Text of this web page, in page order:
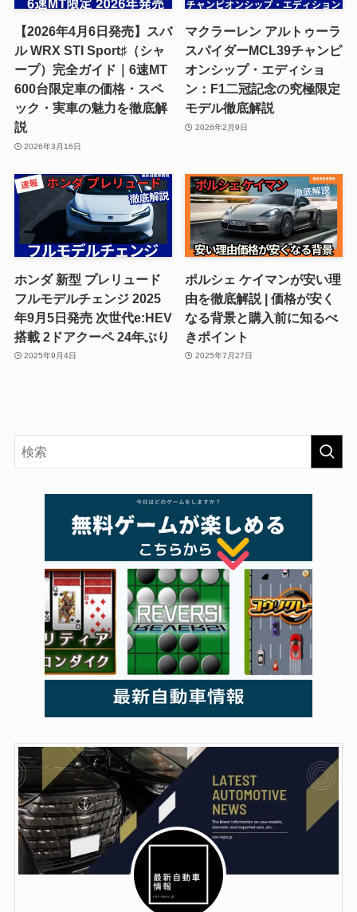
【2026年4月6日発売】スバ
ル WRX STI Sport♯（シャ
ープ）完全ガイド｜6速MT
600台限定車の価格・スペ
ック・実車の魅力を徹底解
説
2026年3月16日
マクラーレン アルトゥーラ
スパイダーMCL39チャンピ
オンシップ・エディショ
ン：F1二冠記念の究極限定
モデル徹底解説
2026年2月9日
ホンダ 新型 プレリュード
フルモデルチェンジ 2025
年9月5日発売 次世代e:HEV
搭載 2ドアクーペ 24年ぶり
2025年9月4日
ポルシェ ケイマンが安い理
由を徹底解説 | 価格が安く
なる背景と購入前に知るべ
きポイント
2025年7月27日